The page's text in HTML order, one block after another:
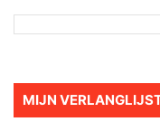
MIJN